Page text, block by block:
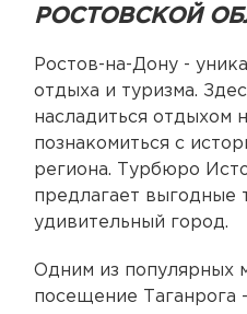
РОСТОВСКОЙ
Ростов-на-Дону -
отдыха и туризма.
насладиться отдыхом
познакомиться с
региона. Турбюро
предлагает выгодные
удивительный город.
Одним из популярных
посещение Таганрога